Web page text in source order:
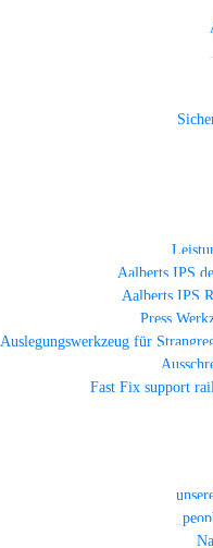
Aalberts IPS
Aalberts IPS
Press
Auslegungswerkzeug für
Fast Fix support